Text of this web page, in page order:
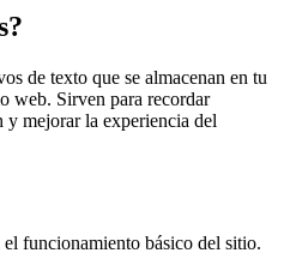
de texto que se almacenan en tu
web. Sirven para recordar
mejorar la experiencia del
el funcionamiento básico del sitio.